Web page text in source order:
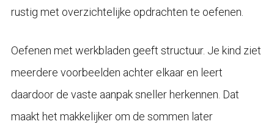
rustig met overzichtelijke opdrachten te oefenen.
Oefenen met werkbladen geeft structuur. Je kind ziet
meerdere voorbeelden achter elkaar en leert
daardoor de vaste aanpak sneller herkennen. Dat
maakt het makkelijker om de sommen later